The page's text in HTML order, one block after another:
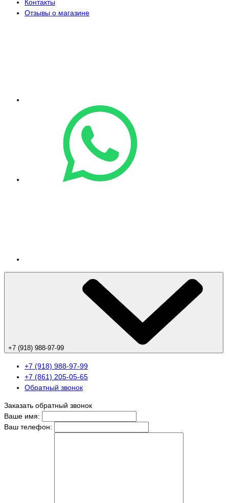
Контакты
Отзывы о магазине
+7 (918) 988-97-99
+7 (918) 988-97-99
+7 (861) 205-05-65
Обратный звонок
Заказать обратный звонок
Ваше имя:
Ваш телефон: